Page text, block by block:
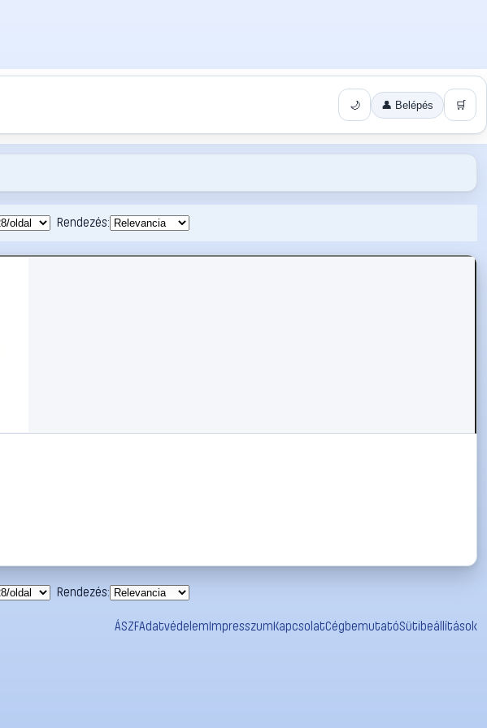
🌙 👤 Belépés 🛒
Rendezés:
Rendezés:
ÁSZFAdatvédelemImpresszumKapcsolatCégbemutatóSütibeállítások